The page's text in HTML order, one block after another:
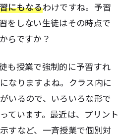
にもなるわけですね。予習
をしない生徒はその時点で
らですか？
も授業で強制的に予習すれ
なりますよね。クラス内に
いるので、いろいろな形で
ています。最近は、プリント
すなど、一斉授業で個別対